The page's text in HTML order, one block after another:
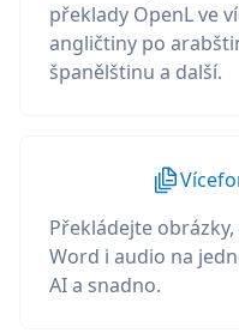
překlady OpenL ve
angličtiny po
španělštinu a další.
Překládejte
Word i audio na
AI a snadno.